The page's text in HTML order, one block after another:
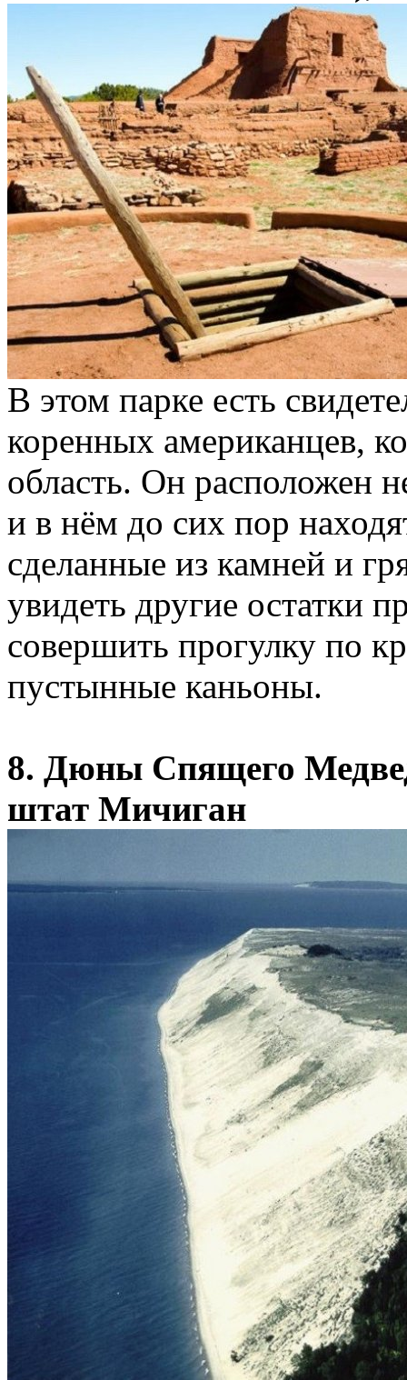
В этом парке есть
коренных американцев,
область. Он расположен
и в нём до сих пор
сделанные из камней и
увидеть другие остатки
совершить прогулку по
пустынные каньоны.
8. Дюны Спящего
штат Мичиган